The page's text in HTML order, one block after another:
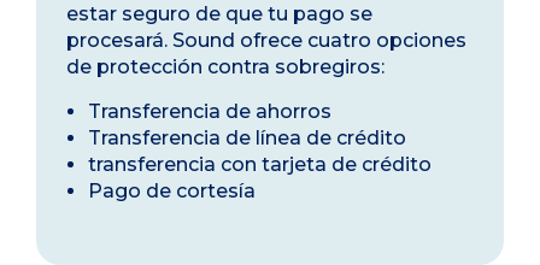
estar seguro de que tu pago se
procesará. Sound ofrece cuatro opciones
de protección contra sobregiros:
Transferencia de ahorros
Transferencia de línea de crédito
transferencia con tarjeta de crédito
Pago de cortesía